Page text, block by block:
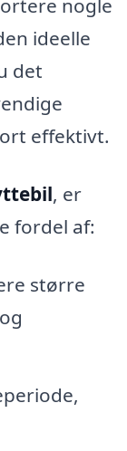
nogle
ideelle
det
effektivt.
, er
fordel af:
større